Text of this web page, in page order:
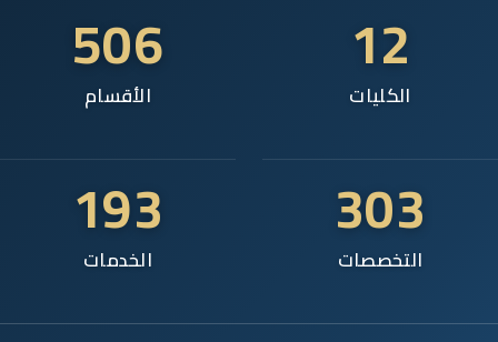
12
الكليات
506
الأقسام
303
التخصصات
193
الخدمات